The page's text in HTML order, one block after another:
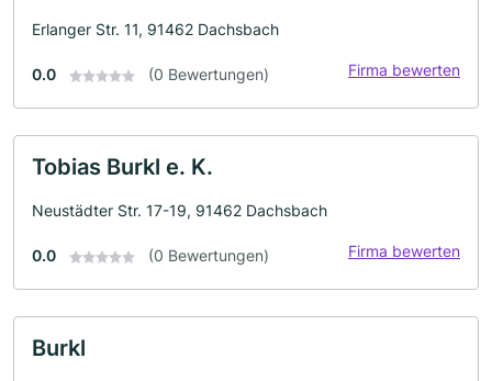
Erlanger Str. 11, 91462 Dachsbach
0.0 (0 Bewertungen) Firma bewerten
Tobias Burkl e. K.
Neustädter Str. 17-19, 91462 Dachsbach
0.0 (0 Bewertungen) Firma bewerten
Burkl